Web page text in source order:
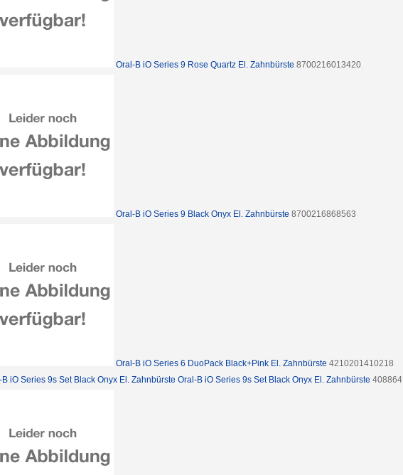
Oral-B iO Series 9 Rose Quartz El. Zahnbürste 8700216013420
Oral-B iO Series 9 Black Onyx El. Zahnbürste 8700216868563
Oral-B iO Series 6 DuoPack Black+Pink El. Zahnbürste 4210201410218
Oral-B iO Series 9s Set Black Onyx El. Zahnbürste 408864